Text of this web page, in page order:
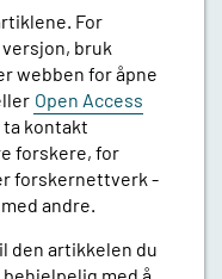
For
bruk
webben for åpne
Open Access
ta kontakt
forskere, for
forskernettverk -
andre.
den artikkelen du